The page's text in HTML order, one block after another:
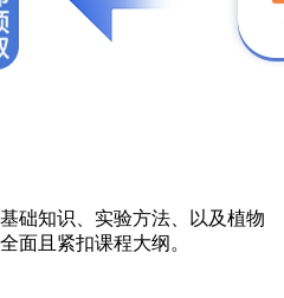
础知识、实验方法、以及植物
面且紧扣课程大纲。